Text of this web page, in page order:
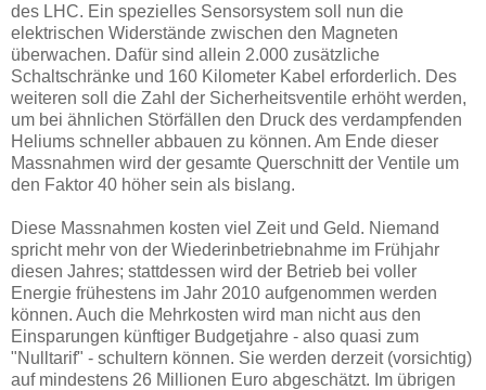
des LHC. Ein spezielles Sensorsystem soll nun die
elektrischen Widerstände zwischen den Magneten
überwachen. Dafür sind allein 2.000 zusätzliche
Schaltschränke und 160 Kilometer Kabel erforderlich. Des
weiteren soll die Zahl der Sicherheitsventile erhöht werden,
um bei ähnlichen Störfällen den Druck des verdampfenden
Heliums schneller abbauen zu können. Am Ende dieser
Massnahmen wird der gesamte Querschnitt der Ventile um
den Faktor 40 höher sein als bislang.
Diese Massnahmen kosten viel Zeit und Geld. Niemand
spricht mehr von der Wiederinbetriebnahme im Frühjahr
diesen Jahres; stattdessen wird der Betrieb bei voller
Energie frühestens im Jahr 2010 aufgenommen werden
können. Auch die Mehrkosten wird man nicht aus den
Einsparungen künftiger Budgetjahre - also quasi zum
"Nulltarif" - schultern können. Sie werden derzeit (vorsichtig)
auf mindestens 26 Millionen Euro abgeschätzt. Im übrigen